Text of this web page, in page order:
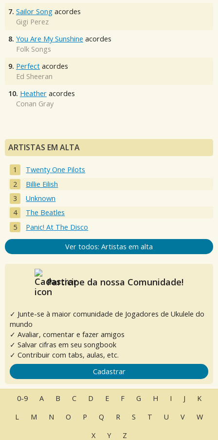
7. Sailor Song acordes
Gigi Perez
8. You Are My Sunshine acordes
Folk Songs
9. Perfect acordes
Ed Sheeran
10. Heather acordes
Conan Gray
ARTISTAS EM ALTA
Twenty One Pilots
Billie Eilish
Unknown
The Beatles
Panic! At The Disco
Ver todos: Artistas em alta
Participe da nossa Comunidade!
✓ Junte-se à maior comunidade de Jogadores de Ukulele do
mundo
✓ Avaliar, comentar e fazer amigos
✓ Salvar cifras em seu songbook
✓ Contribuir com tabs, aulas, etc.
Cadastrar
0-9 A B C D E F G H I J
K
L
M N O P Q R S T U V
W
X
Y Z